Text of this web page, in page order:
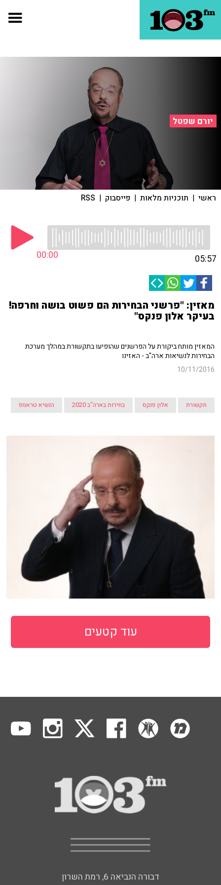
יורם שפטל
ראשי | תוכניות מלאות | פייסבוק |
RSS
00:00 05:57
מאזין: "פרשני הבחירות הם פשוט בושה וחרפה!
בעיקר אלון פנקס"
המאזין מותח ביקורת על הפרשנים שהופיעו בתקשורת במהלך מערכת
הבחירות לנשיאות ארה"ב - האזינו
10/11/2016
תקשורת אלון פנקס בחירות בארה"ב 2020 הנשיא טראמפ
עוד קטעים
דבורה הנביאה 6, רמת השרון